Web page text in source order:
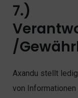
7.)
/
Axandu stellt
von